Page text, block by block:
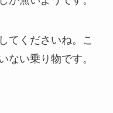
てくださいね。
こ
ない乗り物です。